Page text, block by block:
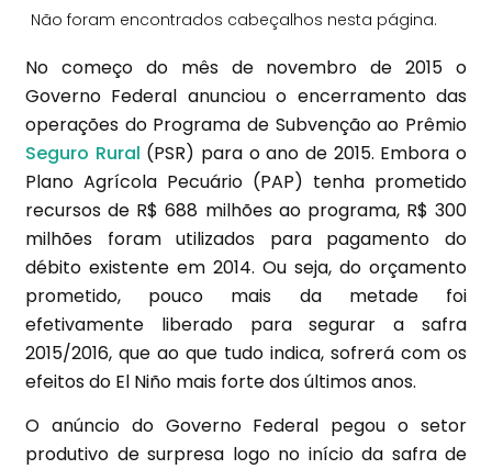
Não foram encontrados cabeçalhos nesta página.
No começo do mês de novembro de 2015 o
Governo Federal anunciou o encerramento das
operações do Programa de Subvenção ao Prêmio
Seguro Rural (PSR) para o ano de 2015. Embora o
Plano Agrícola Pecuário (PAP) tenha prometido
recursos de R$ 688 milhões ao programa, R$ 300
milhões foram utilizados para pagamento do
débito existente em 2014. Ou seja, do orçamento
prometido, pouco mais da metade foi
efetivamente liberado para segurar a safra
2015/2016, que ao que tudo indica, sofrerá com os
efeitos do El Niño mais forte dos últimos anos.
O anúncio do Governo Federal pegou o setor
produtivo de surpresa logo no início da safra de